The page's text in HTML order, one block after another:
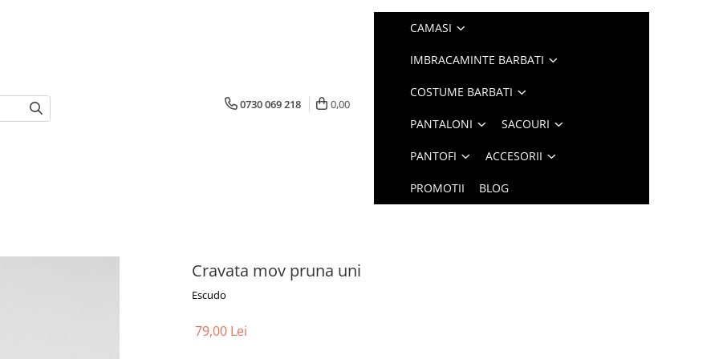
0730 069 218 0,00
CAMASI
IMBRACAMINTE BARBATI
COSTUME BARBATI
PANTALONI SACOURI
PANTOFI ACCESORII
PROMOTII BLOG
Cravata mov pruna uni
Escudo
79,00 Lei